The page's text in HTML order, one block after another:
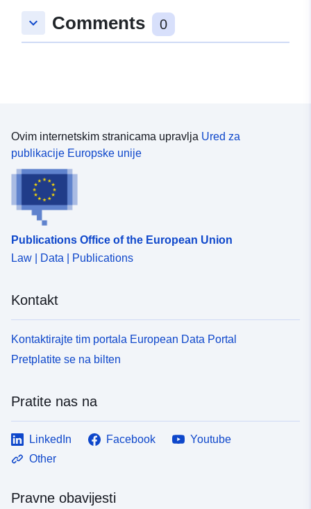
48.9101118 ], [ 9.5767966,
48.9085205 ], [ 9.5753662,
http://data.europa.eu/eli/reg/2009/
uriRef:
keyboard_arrow_down Comments 0
Ovim internetskim stranicama upravlja Ured za
publikacije Europske unije
Publications Office of the European Union
Law | Data | Publications
Kontakt
Kontaktirajte tim portala European Data Portal
Pretplatite se na bilten
Pratite nas na
LinkedIn Facebook
Youtube
Other
Pravne obavijesti